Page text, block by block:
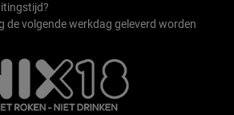
de volgende werkdag geleverd worden